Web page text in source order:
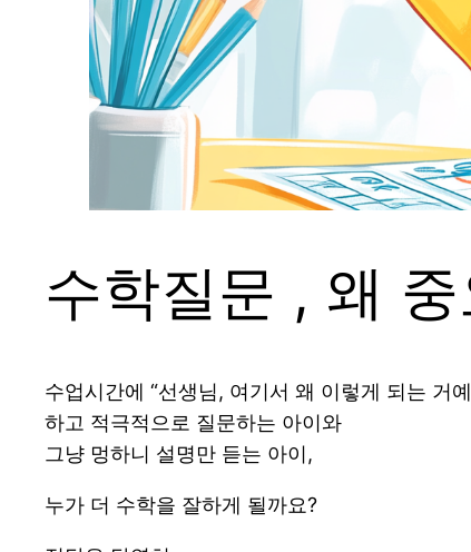
수학질문 , 왜
수업시간에 “선생님, 여기서 왜 이렇게 되는 거
하고 적극적으로 질문하는 아이와
그냥 멍하니 설명만 듣는 아이,
누가 더 수학을 잘하게 될까요?